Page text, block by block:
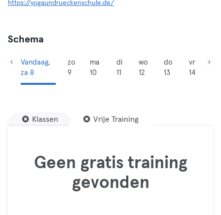
https://yogaundrueckenschule.de/
Schema
Vandaag,
za 8
zo
9
ma
10
di
11
wo
12
do
13
vr
14
Klassen Vrije Training
Geen gratis training
gevonden